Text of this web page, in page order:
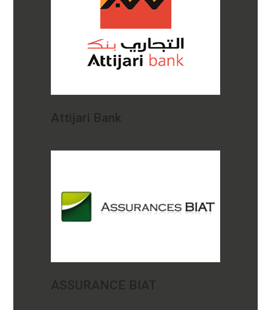
Attijari Bank
ASSURANCE BIAT